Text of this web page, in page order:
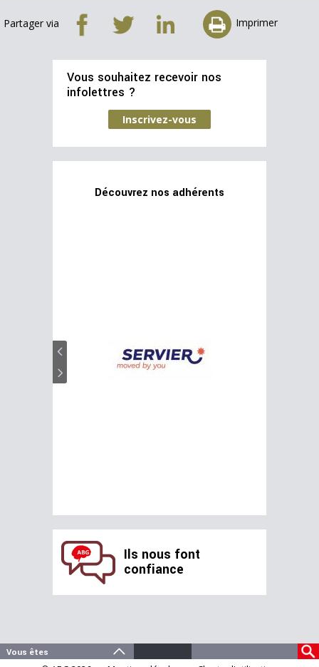
Partager via Imprimer
Vous souhaitez recevoir nos
infolettres ?
Inscrivez-vous
Découvrez nos adhérents
Ils nous font
confiance